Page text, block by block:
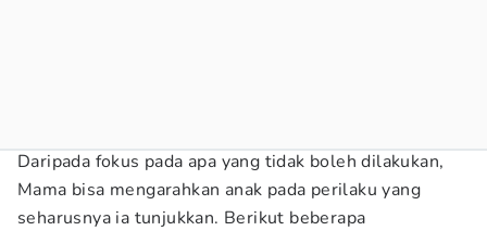
Daripada fokus pada apa yang tidak boleh dilakukan,
Mama bisa mengarahkan anak pada perilaku yang
seharusnya ia tunjukkan. Berikut beberapa